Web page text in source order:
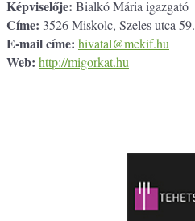
Képviselője: Bialkó Mária igazgató
Címe: 3526 Miskolc, Szeles utca 59.
E-mail címe: hivatal@mekif.hu
Web: http://migorkat.hu